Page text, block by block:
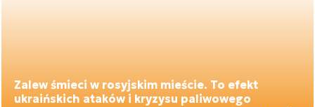
Zalew śmieci w rosyjskim mieście. To efekt
ukraińskich ataków i kryzysu paliwowego